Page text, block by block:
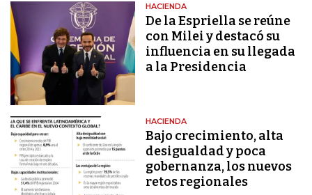
HACIENDA
De la Espriella se reúne
con Milei y destacó su
influencia en su llegada
a la Presidencia
HACIENDA
Bajo crecimiento, alta
desigualdad y poca
gobernanza, los nuevos
retos regionales